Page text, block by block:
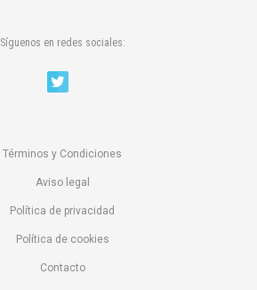
Síguenos en redes sociales:
Términos y Condiciones
Aviso legal
Política de privacidad
Política de cookies
Contacto